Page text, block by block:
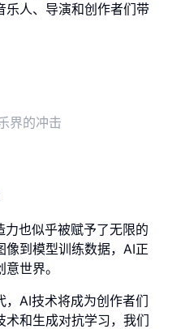
乐人、导演和创作者们带
界的冲击
力也似乎被赋予了无限的
像到模型训练数据，AI正
世界。
AI技术将成为创作者们
术和生成对抗学习，我们